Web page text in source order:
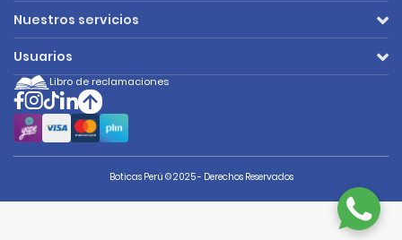
Nuestros servicios
Usuarios
Libro de reclamaciones
Boticas Perú © 2025 - Derechos Reservados